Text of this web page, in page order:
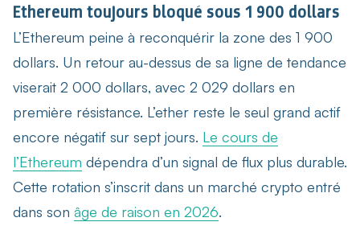
Ethereum toujours bloqué sous 1 900 dollars
L’Ethereum peine à reconquérir la zone des 1 900
dollars. Un retour au-dessus de sa ligne de tendance
viserait 2 000 dollars, avec 2 029 dollars en
première résistance. L’ether reste le seul grand actif
encore négatif sur sept jours. Le cours de
l’Ethereum dépendra d’un signal de flux plus durable.
Cette rotation s’inscrit dans un marché crypto entré
dans son âge de raison en 2026.